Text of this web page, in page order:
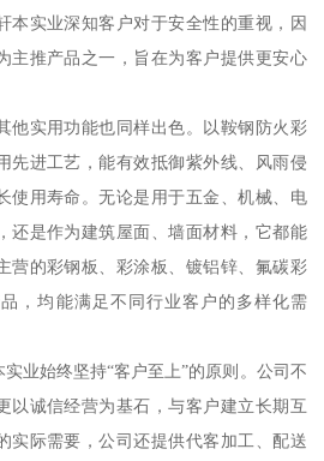
本实业深知客户对于安全性的重视，因
主推产品之一，旨在为客户提供更安心
他实用功能也同样出色。以鞍钢防火彩
先进工艺，能有效抵御紫外线、风雨侵
使用寿命。无论是用于五金、机械、电
还是作为建筑屋面、墙面材料，它都能
营的彩钢板、彩涂板、镀铝锌、氟碳彩
，均能满足不同行业客户的多样化需
业始终坚持“客户至上”的原则。公司不
以诚信经营为基石，与客户建立长期互
实际需要，公司还提供代客加工、配送